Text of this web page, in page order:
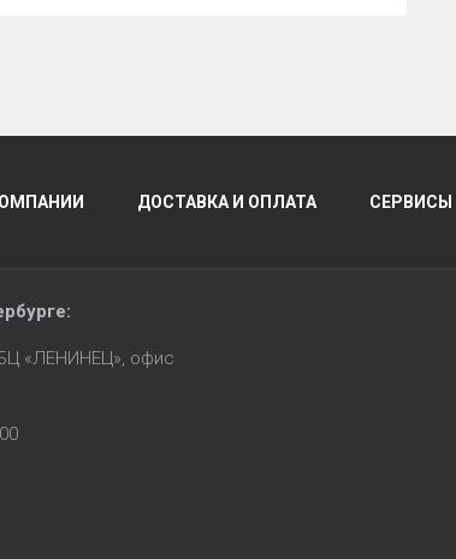
ДОСТАВКА И ОПЛАТА СЕРВИСЫ
:
«ЛЕНИНЕЦ», офис